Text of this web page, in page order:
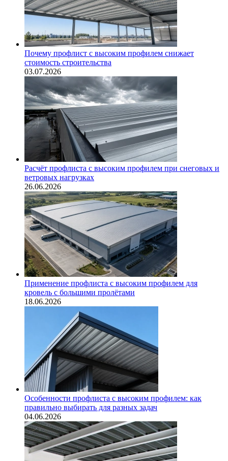
Почему профлист с высоким профилем снижает
стоимость строительства
03.07.2026
Расчёт профлиста с высоким профилем при снеговых и
ветровых нагрузках
26.06.2026
Применение профлиста с высоким профилем для
кровель с большими пролётами
18.06.2026
Особенности профлиста с высоким профилем: как
правильно выбирать для разных задач
04.06.2026